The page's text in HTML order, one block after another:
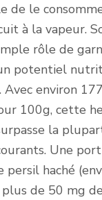
de le
à la vapeur.
rôle de
potentiel
Avec environ
100g, cette
la
Une
persil haché
de 50 mg